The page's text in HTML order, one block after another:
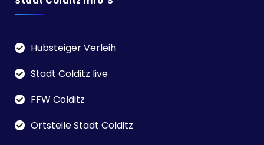
Hubsteiger Verleih
Stadt Colditz live
FFW Colditz
Ortsteile Stadt Colditz